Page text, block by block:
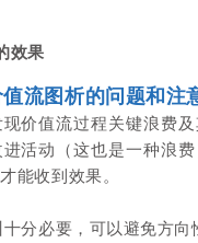
效果
流图析的问题和注
价值流过程关键浪费及
活动（这也是一种浪
能收到效果。
分必要，可以避免方向